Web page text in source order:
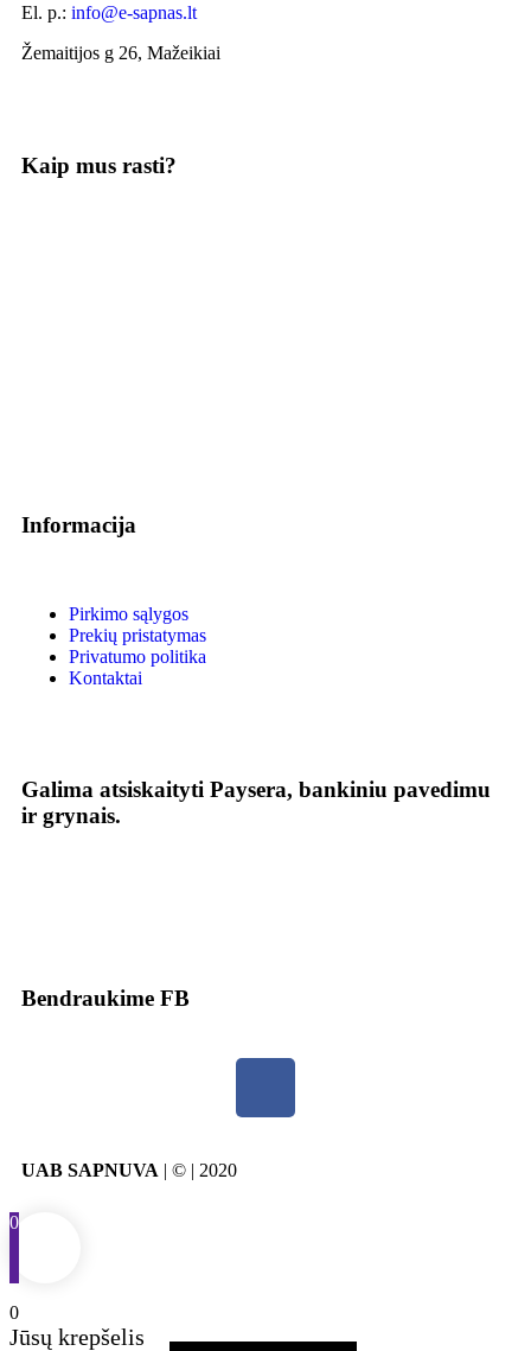
El. p.: info@e-sapnas.lt
Žemaitijos g 26, Mažeikiai
Kaip mus rasti?
Informacija
Pirkimo sąlygos
Prekių pristatymas
Privatumo politika
Kontaktai
Galima atsiskaityti Paysera, bankiniu pavedimu
ir grynais.
Bendraukime FB
UAB SAPNUVA | © | 2020
0
0
Jūsų krepšelis